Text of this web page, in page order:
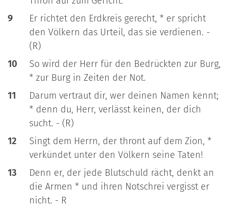
9
Er richtet den Erdkreis gerecht, * er spricht
den Völkern das Urteil, das sie verdienen. -
(R)
10
So wird der Herr für den Bedrückten zur Burg,
* zur Burg in Zeiten der Not.
11
Darum vertraut dir, wer deinen Namen kennt;
* denn du, Herr, verlässt keinen, der dich
sucht. - (R)
12
Singt dem Herrn, der thront auf dem Zion, *
verkündet unter den Völkern seine Taten!
13
Denn er, der jede Blutschuld rächt, denkt an
die Armen * und ihren Notschrei vergisst er
nicht. - R